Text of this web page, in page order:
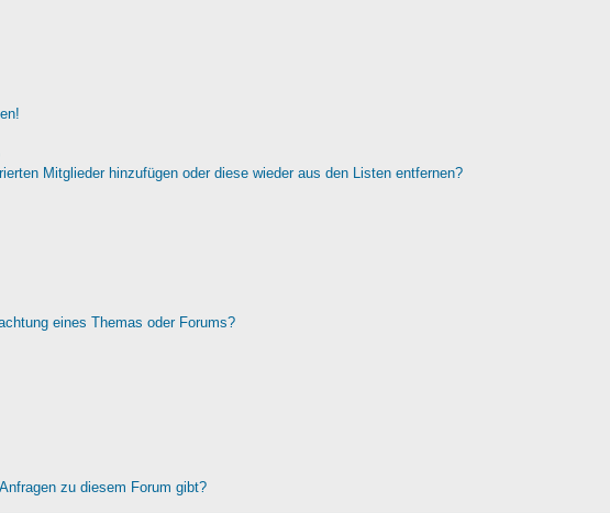
Mitglieder hinzufügen oder diese wieder aus den Listen entfernen?
eines Themas oder Forums?
zu diesem Forum gibt?